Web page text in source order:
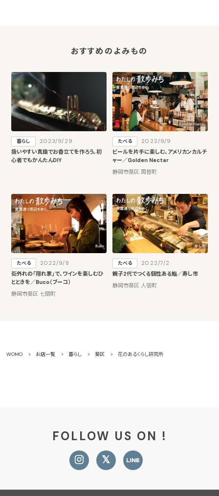
おすすめのよみもの
暮らし
2023/9/29
扱いやすい真鍮でお香立てを作ろう。初
心者でもかんたんDIY
たべる
2022/9/9
ビールを片手に楽しむ、アメリカンカルチ
ャー／Golden Nectar
静岡市葵区 両替町
たべる
2022/9/8
街外れの「隠れ家」で、ワインを楽しむひ
とときを／Buco（ブーコ）
静岡市葵区 七間町
たべる
2022/7/2
親子2代でつくる個性ある鮨／寿し市
静岡市葵区 人宿町
WOMO お店一覧 暮らし 葵区 花のあるくらし研究所
FOLLOW US ON !